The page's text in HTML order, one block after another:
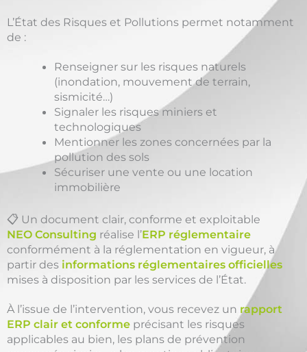
L’État des Risques et Pollutions permet notamment
de :
Renseigner sur les risques naturels
(inondation, mouvement de terrain,
sismicité…)
Signaler les risques miniers et
technologiques
Mentionner les zones concernées par la
pollution des sols
Sécuriser une vente ou une location
immobilière
📋 Un document clair, conforme et exploitable
NEO Consulting réalise l’ERP réglementaire
conformément à la réglementation en vigueur, à
partir des informations réglementaires officielles
mises à disposition par les services de l’État.
À l’issue de l’intervention, vous recevez un rapport
ERP clair et conforme précisant les risques
applicables au bien, les plans de prévention